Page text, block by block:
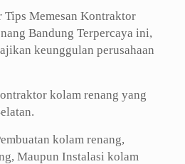
Tips Memesan Kontraktor
Bandung Terpercaya ini,
keunggulan perusahaan
kolam renang yang
kolam renang,
Maupun Instalasi kolam